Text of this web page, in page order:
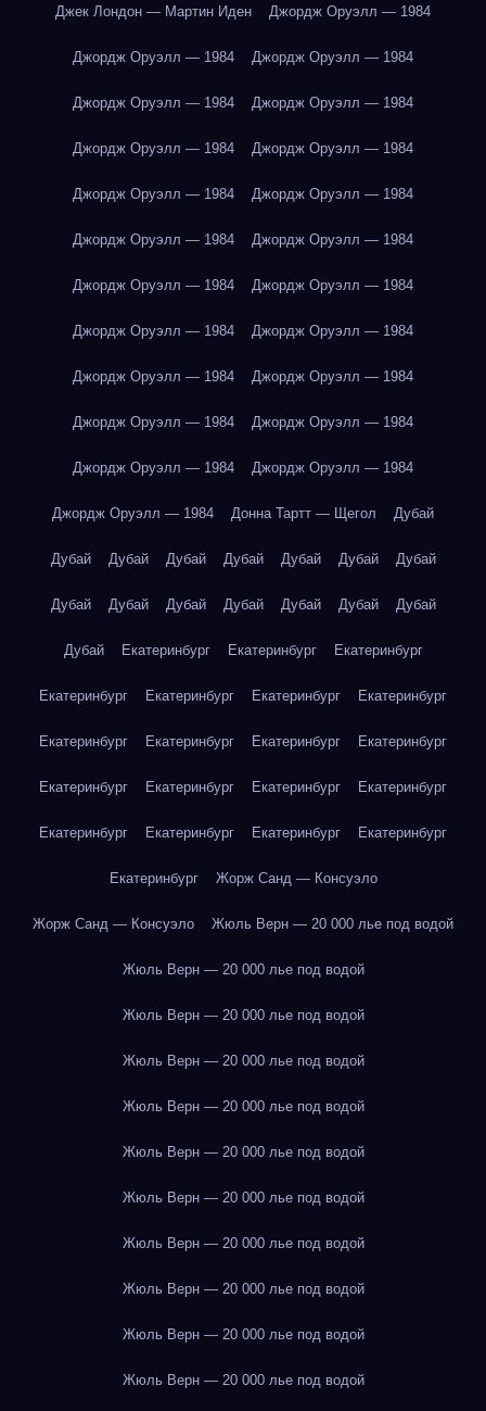
Джек Лондон — Мартин Иден Джордж Оруэлл — 1984
Джордж Оруэлл — 1984 Джордж Оруэлл — 1984
Джордж Оруэлл — 1984 Джордж Оруэлл — 1984
Джордж Оруэлл — 1984 Джордж Оруэлл — 1984
Джордж Оруэлл — 1984 Джордж Оруэлл — 1984
Джордж Оруэлл — 1984 Джордж Оруэлл — 1984
Джордж Оруэлл — 1984 Джордж Оруэлл — 1984
Джордж Оруэлл — 1984 Джордж Оруэлл — 1984
Джордж Оруэлл — 1984 Джордж Оруэлл — 1984
Джордж Оруэлл — 1984 Джордж Оруэлл — 1984
Джордж Оруэлл — 1984 Джордж Оруэлл — 1984
Джордж Оруэлл — 1984 Донна Тартт — Щегол Дубай
Дубай Дубай Дубай Дубай Дубай Дубай Дубай
Дубай Дубай Дубай Дубай Дубай Дубай Дубай
Дубай Екатеринбург Екатеринбург Екатеринбург
Екатеринбург Екатеринбург Екатеринбург Екатеринбург
Екатеринбург Екатеринбург Екатеринбург Екатеринбург
Екатеринбург Екатеринбург Екатеринбург Екатеринбург
Екатеринбург Екатеринбург Екатеринбург Екатеринбург
Екатеринбург Жорж Санд — Консуэло
Жорж Санд — Консуэло Жюль Верн — 20 000 лье под водой
Жюль Верн — 20 000 лье под водой
Жюль Верн — 20 000 лье под водой
Жюль Верн — 20 000 лье под водой
Жюль Верн — 20 000 лье под водой
Жюль Верн — 20 000 лье под водой
Жюль Верн — 20 000 лье под водой
Жюль Верн — 20 000 лье под водой
Жюль Верн — 20 000 лье под водой
Жюль Верн — 20 000 лье под водой
Жюль Верн — 20 000 лье под водой